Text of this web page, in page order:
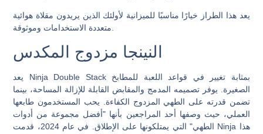
يعد هذا الطراز خيارًا مناسبًا للميزانية لأولئك الذين يريدون مقلاة هوائية
النينجا مزدوج المكدس
يعد Ninja Double Stack بمثابة تغيير في قواعد اللعبة للمطابخ
الصغيرة. يوفر تصميمه المدمج والمقابض القابلة للإزالة المساحة، بينما
تضمن قدرته على الطهي المزدوج الكفاءة. يحب المستخدمون طابعها
العملي، حيث وصفها أحد المراجعين بأنها "أفضل مجموعة من أدوات
الطهي" التي يمتلكونها على الإطلاق. في عام 2024، قدمت Ninja هذا